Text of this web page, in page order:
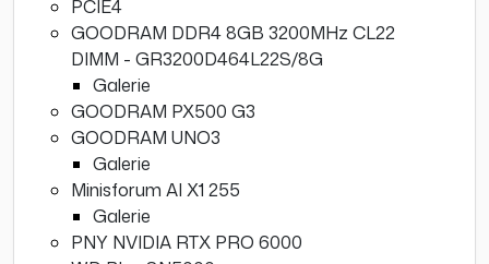
PCIE4
GOODRAM DDR4 8GB 3200MHz CL22
DIMM - GR3200D464L22S/8G
Galerie
GOODRAM PX500 G3
GOODRAM UNO3
Galerie
Minisforum AI X1 255
Galerie
PNY NVIDIA RTX PRO 6000